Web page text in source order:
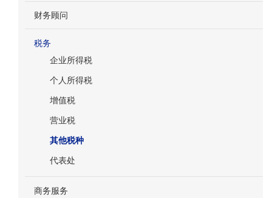
财务顾问
税务
企业所得税
个人所得税
增值税
营业税
其他税种
代表处
商务服务